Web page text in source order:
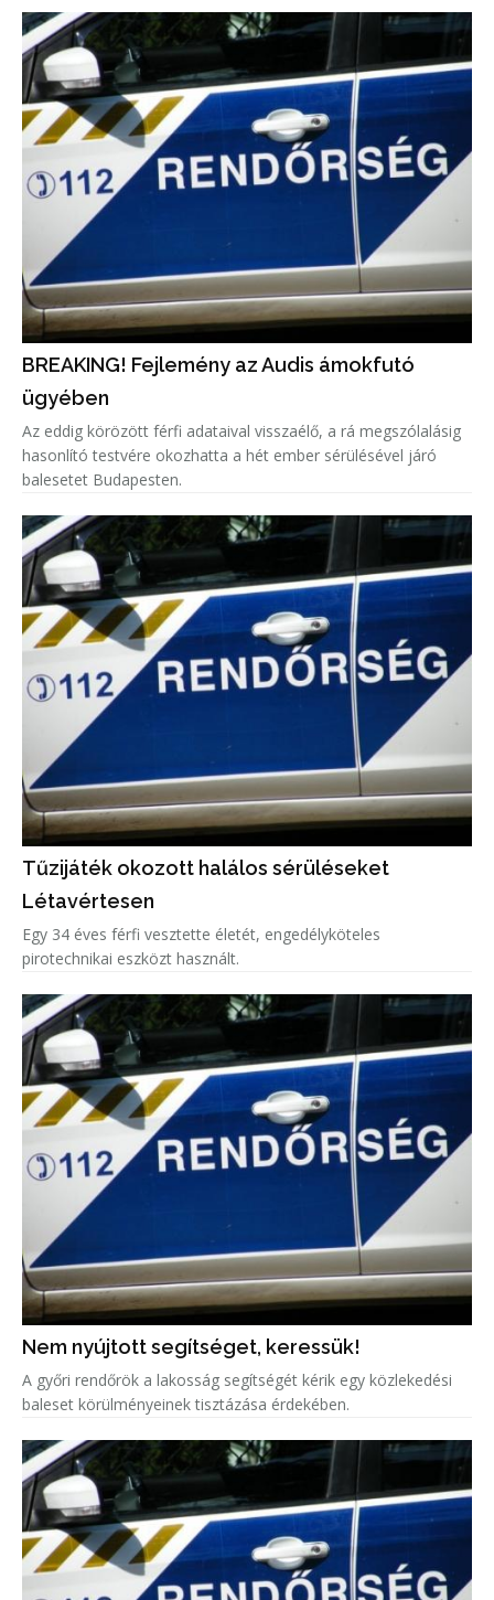
BREAKING! Fejlemény az Audis ámokfutó
ügyében
Az eddig körözött férfi adataival visszaélő, a rá megszólalásig
hasonlító testvére okozhatta a hét ember sérülésével járó
balesetet Budapesten.
Tűzijáték okozott halálos sérüléseket
Létavértesen
Egy 34 éves férfi vesztette életét, engedélyköteles
pirotechnikai eszközt használt.
Nem nyújtott segítséget, keressük!
A győri rendőrök a lakosság segítségét kérik egy közlekedési
baleset körülményeinek tisztázása érdekében.